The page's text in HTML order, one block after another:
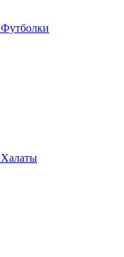
Футболки
Халаты